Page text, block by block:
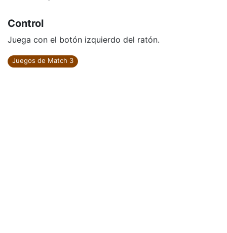
Control
Juega con el botón izquierdo del ratón.
Juegos de Match 3